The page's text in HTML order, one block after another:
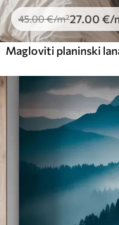
45.00€/m²27 .00 €/